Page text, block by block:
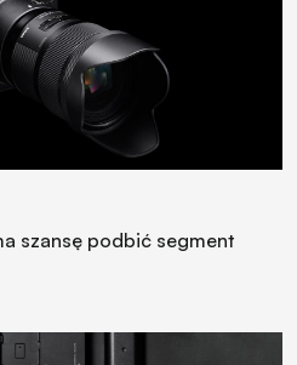
szansę podbić segment